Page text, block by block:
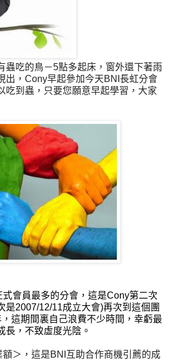
蟲吃的鳥－5點多起床，窗外還下著雨
出，Cony早起參加今天BNI長虹分會
吃到蟲，只要您願意早起學習，大家
會員最多的分會，這是Cony第二次
是2007/12/11成立大會)再次到這個團
這期間裏自己浪費不少時間，幸虧最
長，不致虛度光陰。
＞，這是BNI互助合作商機引薦的成